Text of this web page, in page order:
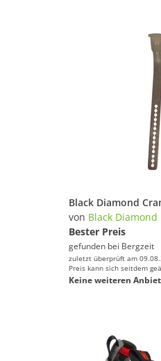
von Black Diamond
Bester Preis
gefunden bei Bergzeit
zuletzt überprüft am
Preis kann sich seitdem
Keine weiteren